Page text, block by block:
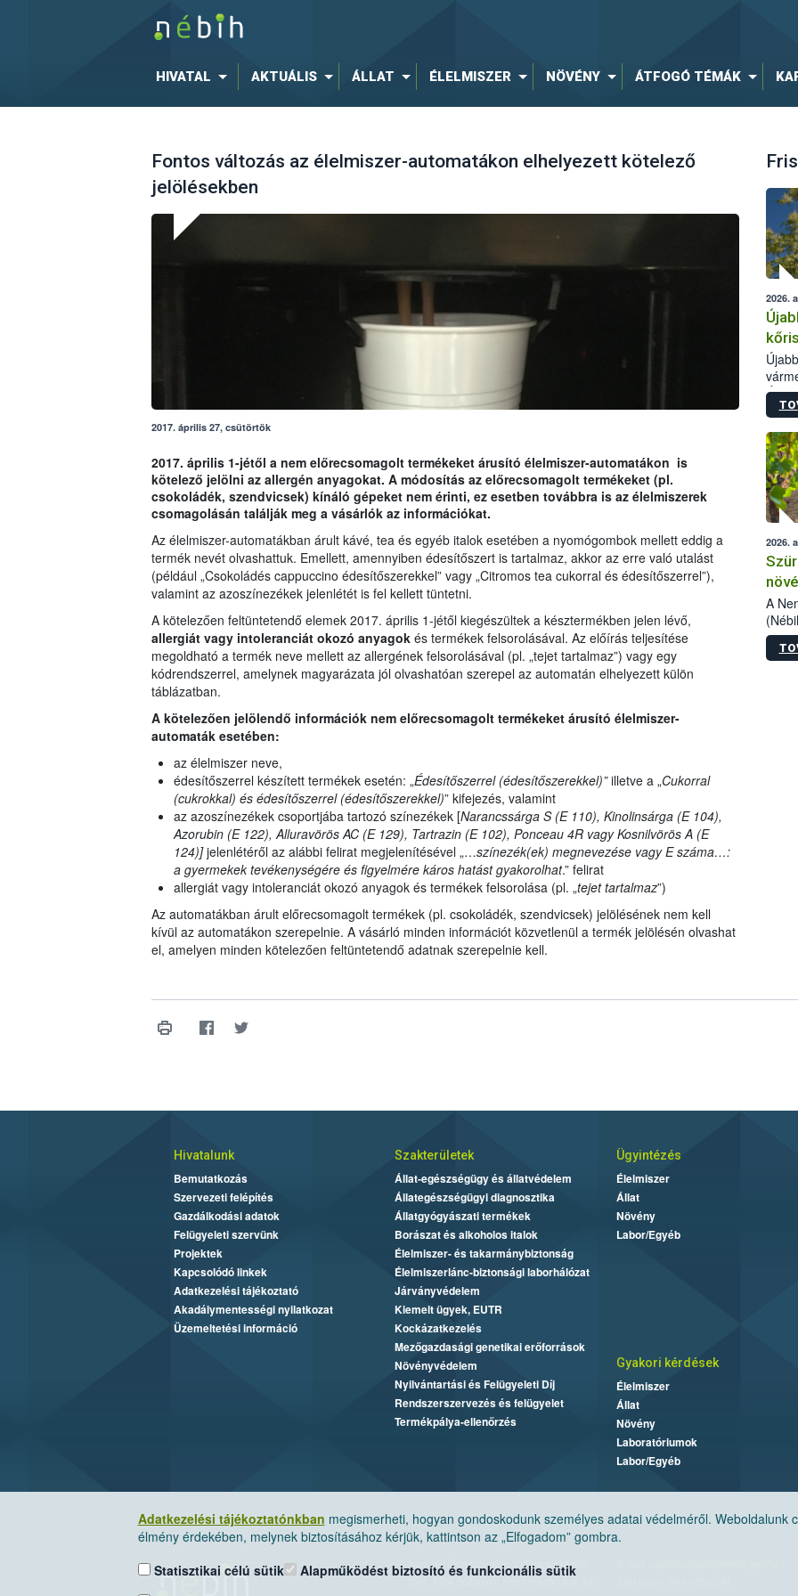
HIVATAL AKTUÁLIS ÁLLAT ÉLELMISZER NÖVÉNY ÁTFOGÓ TÉMÁK
Fontos változás az élelmiszer-automatákon elhelyezett kötelező
jelölésekben
2017. április 27, csütörtök
2017. április 1-jétől a nem előrecsomagolt termékeket árusító élelmiszer-automatákon is
kötelező jelölni az allergén anyagokat. A módosítás az előrecsomagolt termékeket (pl.
csokoládék, szendvicsek) kínáló gépeket nem érinti, ez esetben továbbra is az élelmiszerek
csomagolásán találják meg a vásárlók az információkat.
Az élelmiszer-automatákban árult kávé, tea és egyéb italok esetében a nyomógombok mellett eddig a
termék nevét olvashattuk. Emellett, amennyiben édesítőszert is tartalmaz, akkor az erre való utalást
(például „Csokoládés cappuccino édesítőszerekkel” vagy „Citromos tea cukorral és édesítőszerrel”),
valamint az azoszínezékek jelenlétét is fel kellett tüntetni.
A kötelezően feltüntetendő elemek 2017. április 1-jétől kiegészültek a késztermékben jelen lévő,
allergiát vagy intoleranciát okozó anyagokés termékek felsorolásával. Az előírás teljesítése
megoldható a termék neve mellett az allergének felsorolásával (pl. „tejet tartalmaz”) vagy egy
kódrendszerrel, amelynek magyarázata jól olvashatóan szerepel az automatán elhelyezett külön
táblázatban.
A kötelezően jelölendő információk nem előrecsomagolt termékeket árusító élelmiszer-
automaták esetében:
az élelmiszer neve,
édesítőszerrel készített termékek esetén: „Édesítőszerrel (édesítőszerekkel)”illetve a „Cukorral
(cukrokkal) és édesítőszerrel (édesítőszerekkel)” kifejezés, valamint
az azoszínezékek csoportjába tartozó színezékek [Narancssárga S (E 110), Kinolinsárga (E 104),
Azorubin (E 122), Alluravörös AC (E 129), Tartrazin (E 102), Ponceau 4R vagy Kosnilvörös A(E
124)]jelenlétéről az alábbi felirat megjelenítésével „…színezék(ek) megnevezése vagy E száma…:
a gyermekek tevékenységére és figyelmére káros hatást gyakorolhat.” felirat
allergiát vagy intoleranciát okozó anyagok és termékek felsorolása (pl. „tejet tartalmaz”)
Az automatákban árult előrecsomagolt termékek (pl. csokoládék, szendvicsek) jelölésének nem kell
kívül az automatákon szerepelnie. A vásárló minden információt közvetlenül a termék jelölésén olvashat
el, amelyen minden kötelezően feltüntetendő adatnak szerepelnie kell.
2026.
2026.
A
Adatkezelési tájékoztatónkban megismerheti, hogyan gondoskodunk személyes adatai védelméről. Weboldalunk
élmény érdekében, melynek biztosításához kérjük, kattintson az „Elfogadom” gombra.
Statisztikai célú sütik
Alapműködést biztosító és funkcionális sütik
Hivatalunk
Bemutatkozás
Szervezeti felépítés
Gazdálkodási adatok
Felügyeleti szervünk
Projektek
Kapcsolódó linkek
Adatkezelési tájékoztató
Akadálymentességi nyilatkozat
Üzemeltetési információ
Szakterületek
Állat-egészségügy és állatvédelem
Állategészségügyi diagnosztika
Állatgyógyászati termékek
Borászat és alkoholos italok
Élelmiszer- és takarmánybiztonság
Élelmiszerlánc-biztonsági laborhálózat
Járványvédelem
Kiemelt ügyek, EUTR
Kockázatkezelés
Mezőgazdasági genetikai erőforrások
Növényvédelem
Nyilvántartási és Felügyeleti Díj
Rendszerszervezés és felügyelet
Termékpálya-ellenőrzés
Ügyintézés
Élelmiszer
Állat
Növény
Labor/Egyéb
Gyakori kérdések
Élelmiszer
Állat
Növény
Laboratóriumok
Labor/Egyéb
Nemzeti Élelmiszerlánc-biztonsági Hivatal